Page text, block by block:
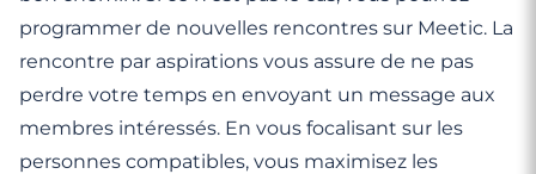
programmer de nouvelles rencontres sur Meetic. La
rencontre par aspirations vous assure de ne pas
perdre votre temps en envoyant un message aux
membres intéressés. En vous focalisant sur les
personnes compatibles, vous maximisez les